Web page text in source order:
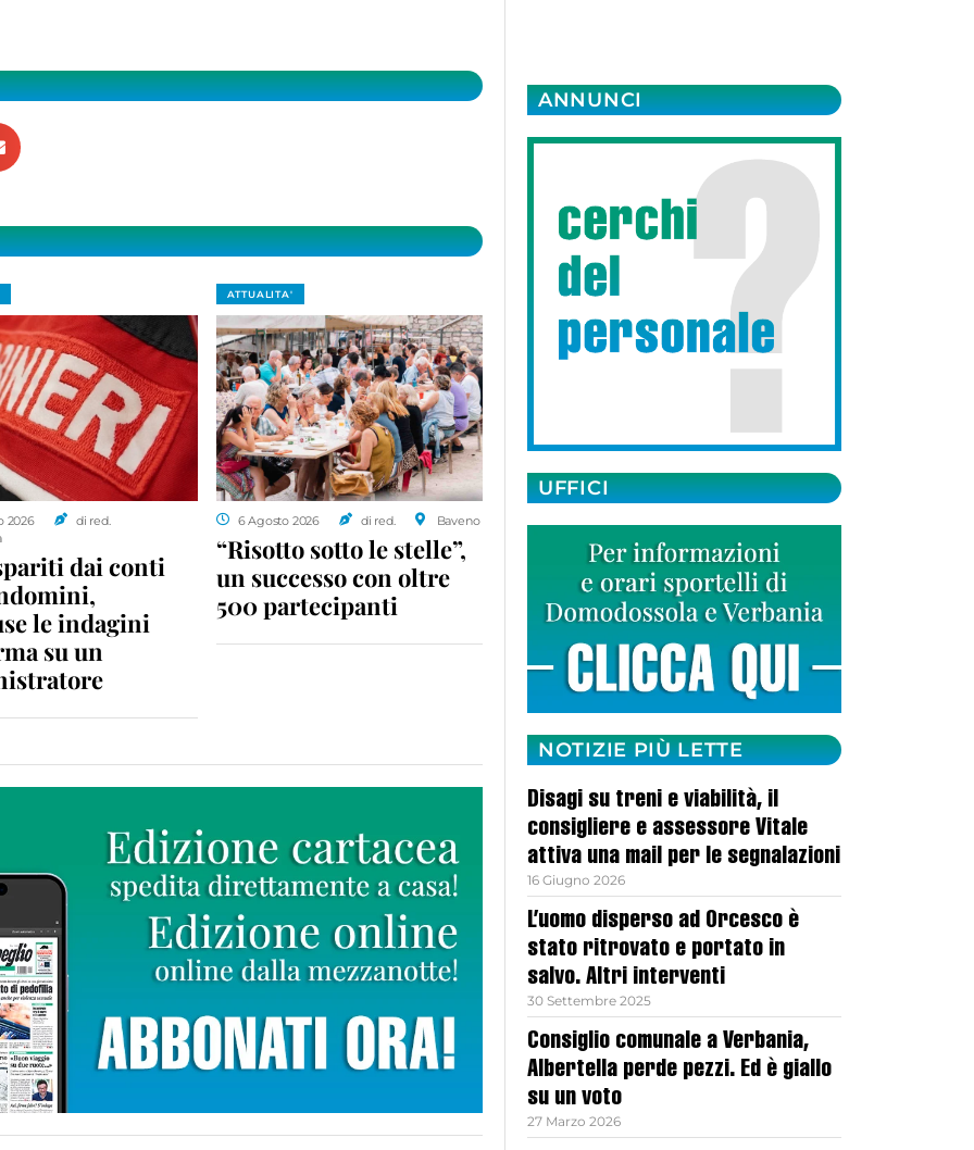
2026
di red.
dai conti
le indagini
su un
ATTUALITA'
6 Agosto 2026 di red. Baveno
“Risotto sotto le stelle”,
un successo con oltre
500 partecipanti
ANNUNCI
UFFICI
NOTIZIE PIÙ LETTE
Disagi su treni e viabilità, il
consigliere e assessore Vitale
attiva una mail per le segnalazioni
16 Giugno 2026
L’uomo disperso ad Orcesco è
stato ritrovato e portato in
salvo. Altri interventi
30 Settembre 2025
Consiglio comunale a Verbania,
Albertella perde pezzi. Ed è giallo
su un voto
27 Marzo 2026